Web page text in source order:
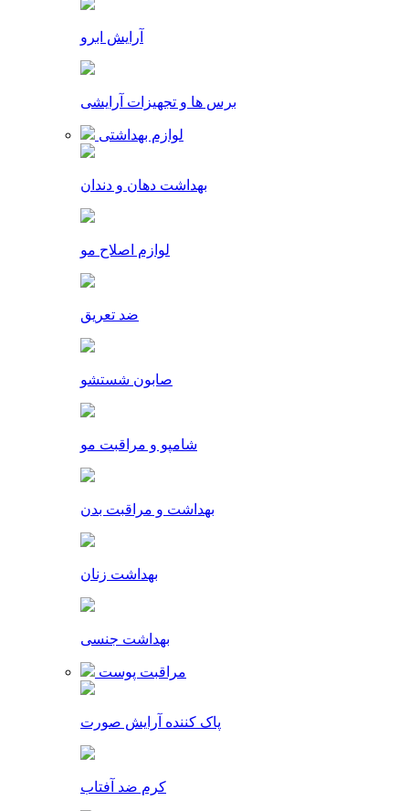
آرایش ابرو
برس ها و تجهیزات آرایشی
لوازم بهداشتی
بهداشت دهان و دندان
لوازم اصلاح مو
ضد تعریق
صابون شستشو
شامپو و مراقبت مو
بهداشت و مراقبت بدن
بهداشت زنان
بهداشت جنسی
مراقبت پوست
پاک کننده آرایش صورت
کرم ضد آفتاب